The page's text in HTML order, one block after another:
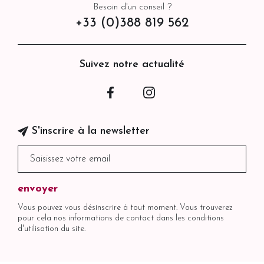
Besoin d'un conseil ?
+33 (0)388 819 562
Suivez notre actualité
Facebook
S'inscrire à la newsletter
Vous pouvez vous désinscrire à tout moment. Vous trouverez
pour cela nos informations de contact dans les conditions
d'utilisation du site.